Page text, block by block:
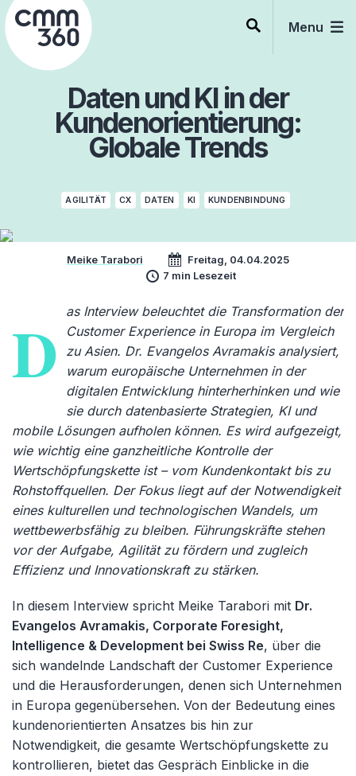
Skip
to
content
Menu
Daten und KI in der
Kundenorientierung:
Globale Trends
AGILITÄT CX DATEN KI KUNDENBINDUNG
Meike Tarabori
Freitag, 04.04.2025
7 min Lesezeit
D
as Interview beleuchtet die Transformation der
Customer Experience in Europa im Vergleich
zu Asien. Dr. Evangelos Avramakis analysiert,
warum europäische Unternehmen in der
digitalen Entwicklung hinterherhinken und wie
sie durch datenbasierte Strategien, KI und
mobile Lösungen aufholen können. Es wird aufgezeigt,
wie wichtig eine ganzheitliche Kontrolle der
Wertschöpfungskette ist – vom Kundenkontakt bis zu
Rohstoffquellen. Der Fokus liegt auf der Notwendigkeit
eines kulturellen und technologischen Wandels, um
wettbewerbsfähig zu bleiben. Führungskräfte stehen
vor der Aufgabe, Agilität zu fördern und zugleich
Effizienz und Innovationskraft zu stärken.
In diesem Interview spricht Meike Tarabori mit Dr.
Evangelos Avramakis, Corporate Foresight,
Intelligence & Development bei Swiss Re, über die
sich wandelnde Landschaft der Customer Experience
und die Herausforderungen, denen sich Unternehmen
in Europa gegenübersehen. Von der Bedeutung eines
kundenorientierten Ansatzes bis hin zur
Notwendigkeit, die gesamte Wertschöpfungskette zu
kontrollieren, bietet das Gespräch Einblicke in die